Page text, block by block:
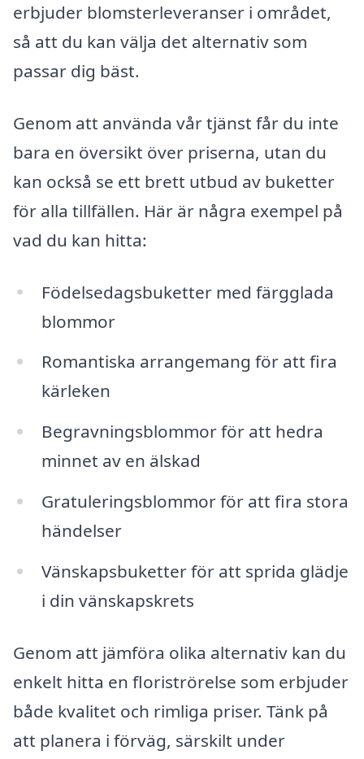
erbjuder blomsterleveranser i området,
så att du kan välja det alternativ som
passar dig bäst.
Genom att använda vår tjänst får du inte
bara en översikt över priserna, utan du
kan också se ett brett utbud av buketter
för alla tillfällen. Här är några exempel på
vad du kan hitta:
Födelsedagsbuketter med färgglada
blommor
Romantiska arrangemang för att fira
kärleken
Begravningsblommor för att hedra
minnet av en älskad
Gratuleringsblommor för att fira stora
händelser
Vänskapsbuketter för att sprida glädje
i din vänskapskrets
Genom att jämföra olika alternativ kan du
enkelt hitta en floriströrelse som erbjuder
både kvalitet och rimliga priser. Tänk på
att planera i förväg, särskilt under